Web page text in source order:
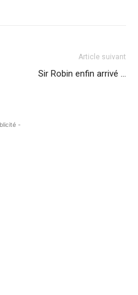
Article suivant
Sir Robin enfin arrivé …
-